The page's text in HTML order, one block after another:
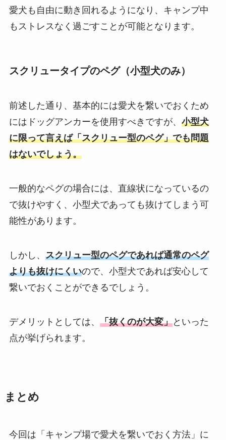
愛犬も自由に動き回れるようになり、キャンプ中
もストレスなく過ごすことが可能となります。
スクリュータイプのペグ（小型犬のみ）
前述した通り、基本的には愛犬を繋いでおくため
にはドッグアンカーを使用すべきですが、 小型犬
に限って言えば「スクリュー型のペグ」でも問題
はないでしょう。
一般的なペグの場合には、直線状になっているの
で抜けやすく、小型犬であっても抜けてしまう可
能性があります。
しかし、 スクリュー型のペグであれば通常のペグ
よりも抜けにくいので、小型犬であれば安心して
繋いでおくことができるでしょう。
デメリットとしては、 「抜くのが大変」といった
点が挙げられます。
まとめ
今回は「キャンプ場で愛犬を繋いでおく方法」に